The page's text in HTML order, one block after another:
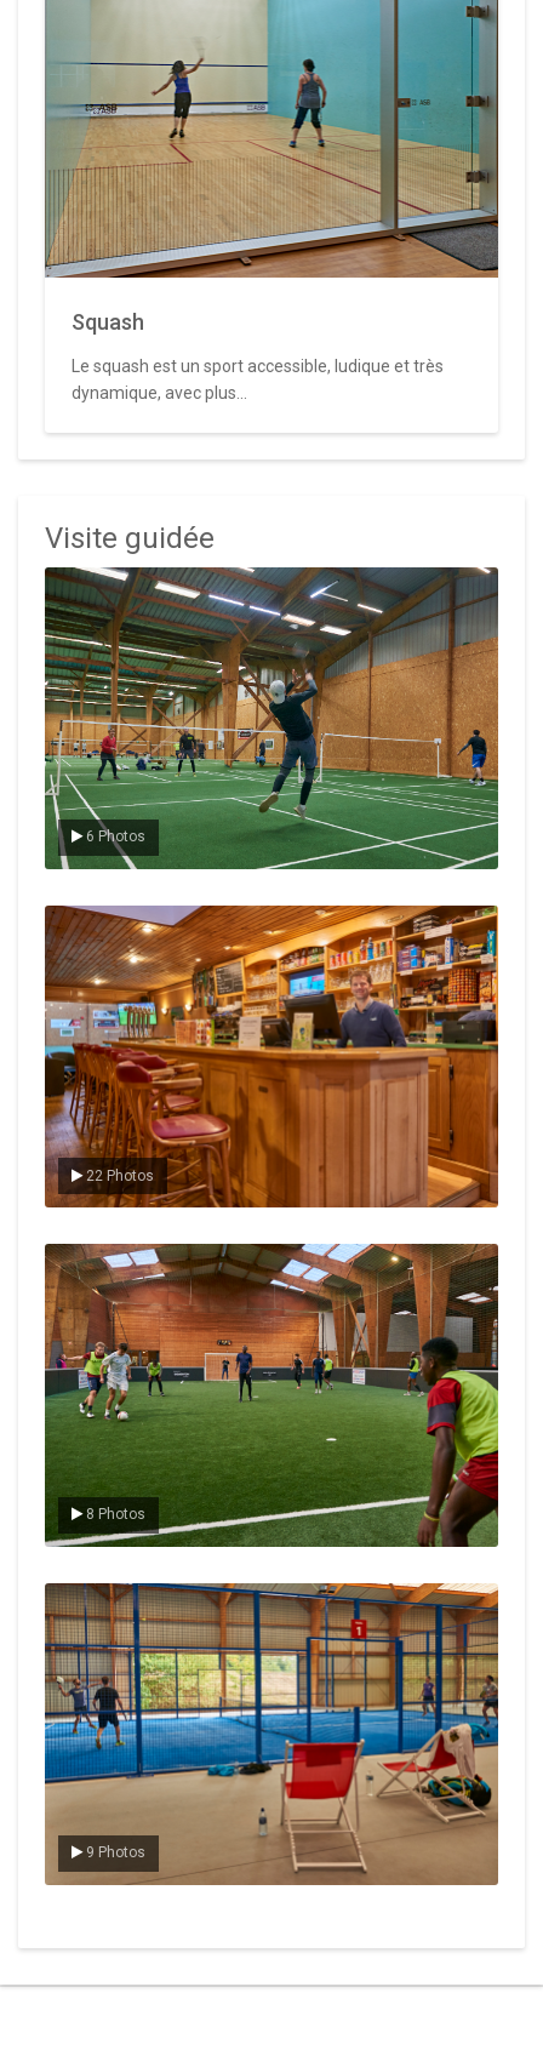
Squash
Le squash est un sport accessible, ludique et très
dynamique, avec plus...
Visite guidée
6 Photos
Le badminton
22 Photos
Le Club
8 Photos
Le foot en salle
9 Photos
Le padel